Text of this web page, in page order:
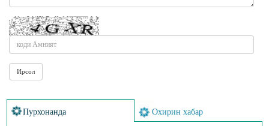
Пурхонанда Охирин хабар